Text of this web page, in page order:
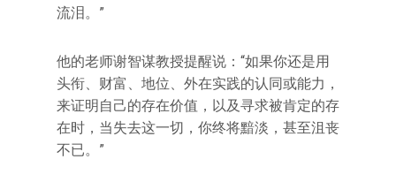
流泪。”
他的老师谢智谋教授提醒说：“如果你还是用
头衔、财富、地位、外在实践的认同或能力，
来证明自己的存在价值，以及寻求被肯定的存
在时，当失去这一切，你终将黯淡，甚至沮丧
不已。”